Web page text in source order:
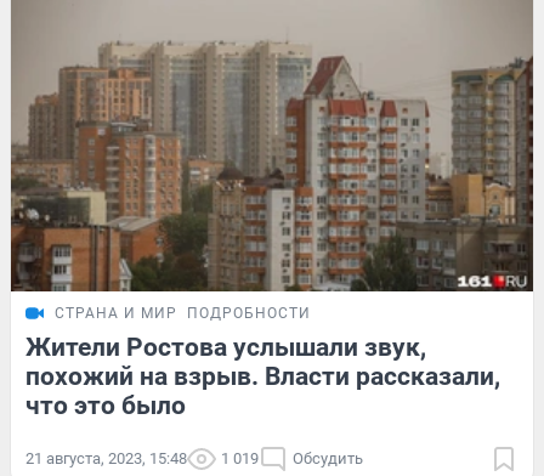
СТРАНА И МИР ПОДРОБНОСТИ
Жители Ростова услышали звук,
похожий на взрыв. Власти рассказали,
что это было
21 августа, 2023, 15:48 1 019 Обсудить